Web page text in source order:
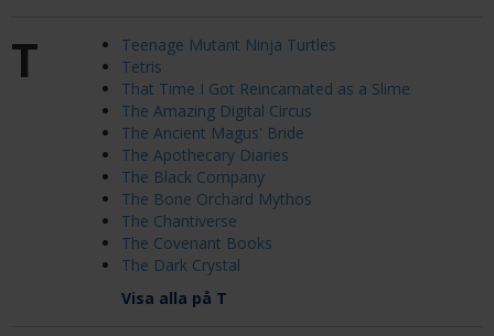
T
Teenage Mutant Ninja Turtles
Tetris
That Time I Got Reincarnated as a Slime
The Amazing Digital Circus
The Ancient Magus' Bride
The Apothecary Diaries
The Black Company
The Bone Orchard Mythos
The Chantiverse
The Covenant Books
The Dark Crystal
Visa alla på T